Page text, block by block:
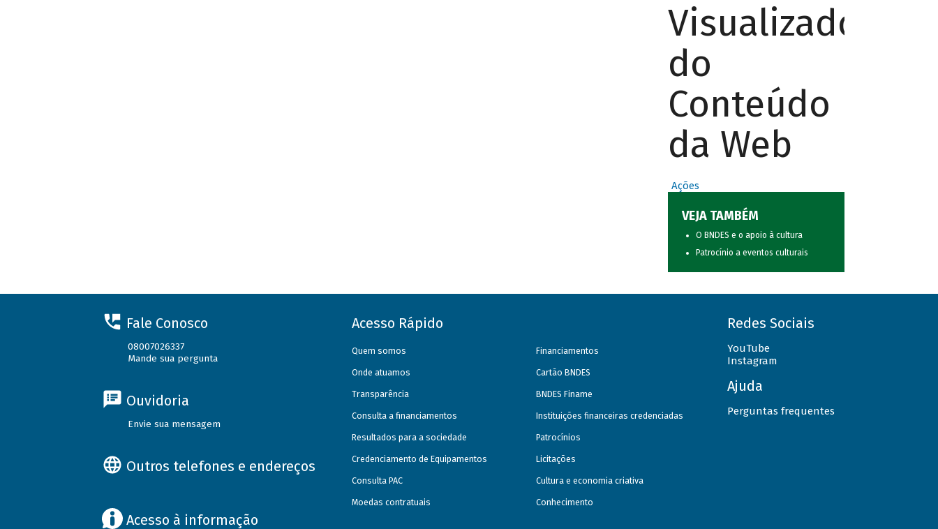
Visualizador
do
Conteúdo
da Web
Ações
VEJA TAMBÉM
O BNDES e o apoio à cultura
Patrocínio a eventos culturais
Fale Conosco
08007026337
Mande sua pergunta
Ouvidoria
Envie sua mensagem
Outros telefones e endereços
Acesso à informação
Acesso Rápido
Quem somos
Onde atuamos
Transparência
Consulta a financiamentos
Resultados para a sociedade
Credenciamento de Equipamentos
Consulta PAC
Moedas contratuais
Financiamentos
Cartão BNDES
BNDES Finame
Instituições financeiras credenciadas
Patrocínios
Licitações
Cultura e economia criativa
Conhecimento
Redes Sociais
YouTube
Instagram
Ajuda
Perguntas frequentes